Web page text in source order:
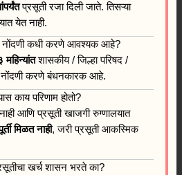
प्रसूती रजा दिली जाते. तिसऱ्या
येत नाही.
नोंदणी कधी करणे आवश्यक आहे?
महिन्यांतशासकीय / जिल्हा परिषद /
नोंदणी करणे बंधनकारक आहे.
काय परिणाम होतो?
आणि प्रसूती खाजगी रुग्णालयात
मिळत नाही, जरी प्रसूती आकस्मिक
खर्च शासन भरते का?